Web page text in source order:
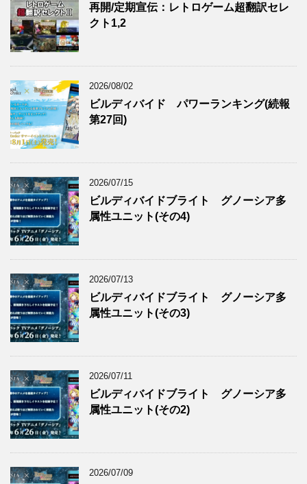
再開/定期宣伝：レトロゲーム超翻訳セレ
クト1,2
2026/08/02
ビルディバイド パワーランキング(続報
第27回)
2026/07/15
ビルディバイドブライト グノーシア多
属性ユニット(その4)
2026/07/13
ビルディバイドブライト グノーシア多
属性ユニット(その3)
2026/07/11
ビルディバイドブライト グノーシア多
属性ユニット(その2)
2026/07/09